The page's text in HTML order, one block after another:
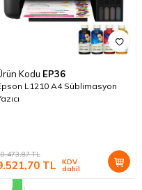
Kodu EP36
L1210 A4 Süblimasyon
TL
TL KDV
dahil